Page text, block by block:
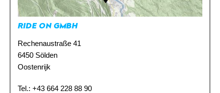
RIDE ON GMBH
Rechenaustraße 41
6450 Sölden
Oostenrijk
Tel.: +43 664 228 88 90